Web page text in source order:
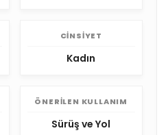
CINSIYET
Kadın
ÖNERILEN KULLANIM
Sürüş ve Yol